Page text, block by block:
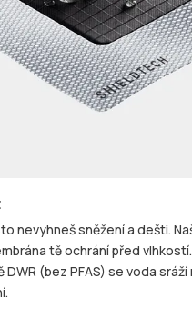
nevyhneš sněžení a dešti.
tě ochrání před
(bez PFAS) se voda sráží